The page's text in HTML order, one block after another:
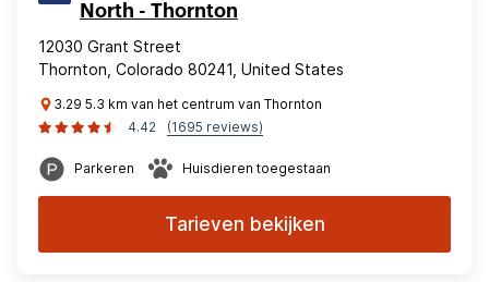
North - Thornton
12030 Grant Street
Thornton, Colorado 80241, United States
3.29 5.3 km van het centrum van Thornton
4.42
(1695 reviews)
Parkeren Huisdieren toegestaan
Tarieven bekijken